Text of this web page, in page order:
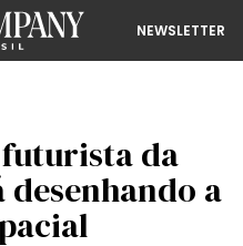
NEWSLETTER
futurista da
a